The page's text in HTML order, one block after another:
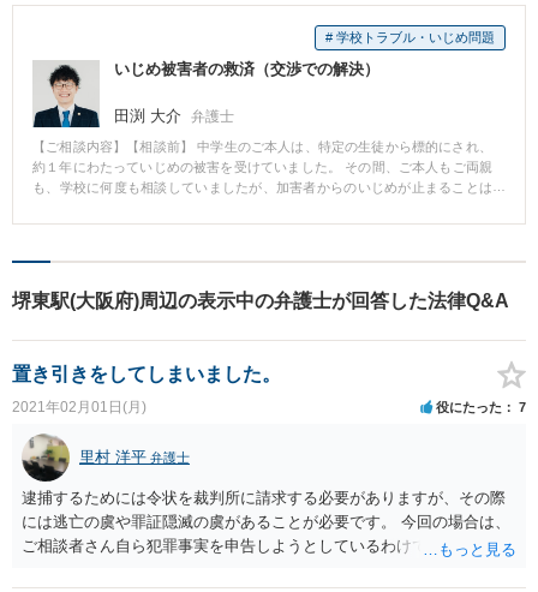
に重要です。 まだ世にないビジネスの内容を瞬時に理解し、ビジネス面・法
律面の両方で適切な助言を行い、ビジネスを加速するために必要なリソース
を提供できる弁護士は、自分以外にそうそういないと思っています。
大阪の店舗の店長が準備していた証拠資料を用いて、丁寧に、当社としてXさ
んの実労働時間とは判断していない部分について説明するとともに、この部
分については、会社としてXさんの労働時間と認めることはできないから、X
さんが、労働基準監督署に相談したとしても、同じ説明をするし、裁判所で
法的手続を取ったとしても、同じ説明をしていくと話をしました。 この時
は、Xさんは、労働基準監督署や知り合いの弁護士と相談すると言って帰りま
したが、1週間ほどたった頃、Xさんから、大阪オフィスの担当弁護士に連絡
があり、当社の回答した残業代の支払を受けることを了承する旨の話もあり
それ以上の請求をしない旨の合意書を交わし、本件は円満に解決しました。
# 学校トラブル・いじめ問題
いじめ被害者の救済（交渉での解決）
田渕 大介 弁護士
【ご相談内容】【相談前】 中学生のご本人は、特定の生徒から標的にされ、
約１年にわたっていじめの被害を受けていました。 その間、ご本人もご両親
も、学校に何度も相談していましたが、加害者からのいじめが止まることは
いました。 【相談後】 詳しいお話をお聞きし、それまでの加害者本人・加害
くさせることを優先すべきプランを立案しました。 学校・教育委員会との数
か月にわたる複数回の交渉の結果、学校内で被害者と加害者を絶対に接触さ
心して通学できる環境を取り戻すことができました。 【先生のコメント】 い
懸念される事案も少なくありません。 こうしたケースでは、加害者と直接交
渉し対立を激化させるのではなく、学校側に対して毅然とした指導を尽くす
よう求めていくことが有効な場合があります（誤解を恐れずに言えば、学校
側に矢面に立ってもらう、という表現が分かりやすいかと思われます）。 法
令に基づいて粘り強く交渉し、場合によっては訴訟も辞さない毅然とした態
度で臨むことが重要です。
堺東駅(大阪府)周辺の表示中の弁護士が回答した法律Q&A
置き引きをしてしまいました。
2021年02月01日(月) 役にたった 7
里村 洋平 弁護士
逮捕するためには令状を裁判所に請求する必要がありますが、その際
には逃亡の虞や罪証隠滅の虞があることが必要です。 今回の場合は、
ご相談者さん自ら犯罪事実を申告しようとしているわけですから、丁